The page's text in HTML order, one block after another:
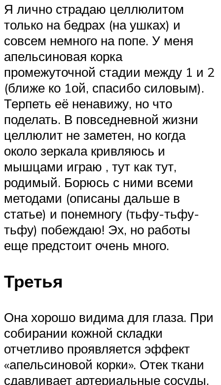
Я лично страдаю целлюлитом
только на бедрах (на ушках) и
совсем немного на попе. У меня
апельсиновая корка
промежуточной стадии между 1 и 2
(ближе ко 1ой, спасибо силовым).
Терпеть её ненавижу, но что
поделать. В повседневной жизни
целлюлит не заметен, но когда
около зеркала кривляюсь и
мышцами играю , тут как тут,
родимый. Борюсь с ними всеми
методами (описаны дальше в
статье) и понемногу (тьфу-тьфу-
тьфу) побеждаю! Эх, но работы
еще предстоит очень много.
Третья
Она хорошо видима для глаза. При
собирании кожной складки
отчетливо проявляется эффект
«апельсиновой корки». Отек ткани
сдавливает артериальные сосуды.